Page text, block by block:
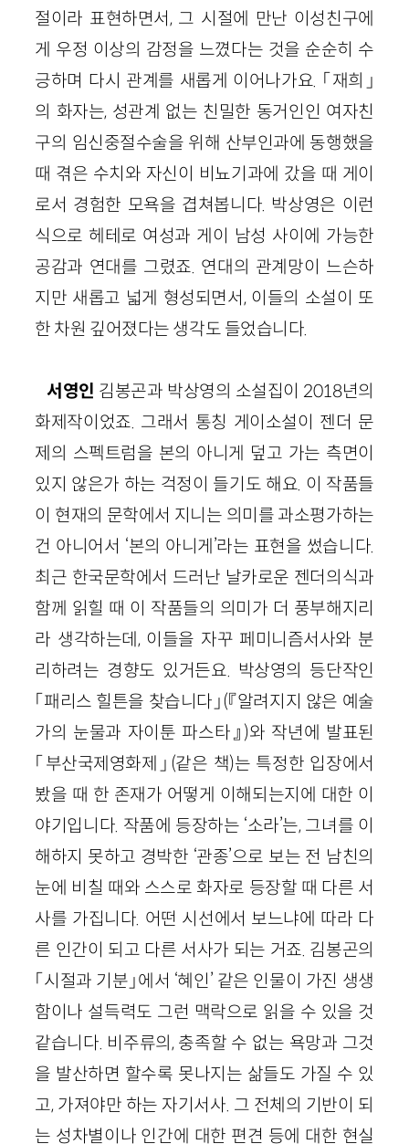
절이라 표현하면서, 그 시절에 만난 이성친구에
게 우정 이상의 감정을 느꼈다는 것을 순순히 수
긍하며 다시 관계를 새롭게 이어나가요. 「재희」
의 화자는, 성관계 없는 친밀한 동거인인 여자친
구의 임신중절수술을 위해 산부인과에 동행했을
때 겪은 수치와 자신이 비뇨기과에 갔을 때 게이
로서 경험한 모욕을 겹쳐봅니다. 박상영은 이런
식으로 헤테로 여성과 게이 남성 사이에 가능한
공감과 연대를 그렸죠. 연대의 관계망이 느슨하
지만 새롭고 넓게 형성되면서, 이들의 소설이 또
한 차원 깊어졌다는 생각도 들었습니다.
서영인 김봉곤과 박상영의 소설집이 2018년의
화제작이었죠. 그래서 통칭 게이소설이 젠더 문
제의 스펙트럼을 본의 아니게 덮고 가는 측면이
있지 않은가 하는 걱정이 들기도 해요. 이 작품들
이 현재의 문학에서 지니는 의미를 과소평가하는
건 아니어서 ‘본의 아니게’라는 표현을 썼습니다.
최근 한국문학에서 드러난 날카로운 젠더의식과
함께 읽힐 때 이 작품들의 의미가 더 풍부해지리
라 생각하는데, 이들을 자꾸 페미니즘서사와 분
리하려는 경향도 있거든요. 박상영의 등단작인
「패리스 힐튼을 찾습니다」(『알려지지 않은 예술
가의 눈물과 자이툰 파스타』)와 작년에 발표된
「부산국제영화제」(같은 책)는 특정한 입장에서
봤을 때 한 존재가 어떻게 이해되는지에 대한 이
야기입니다. 작품에 등장하는 ‘소라’는, 그녀를 이
해하지 못하고 경박한 ‘관종’으로 보는 전 남친의
눈에 비칠 때와 스스로 화자로 등장할 때 다른 서
사를 가집니다. 어떤 시선에서 보느냐에 따라 다
른 인간이 되고 다른 서사가 되는 거죠. 김봉곤의
「시절과 기분」에서 ‘혜인’ 같은 인물이 가진 생생
함이나 설득력도 그런 맥락으로 읽을 수 있을 것
같습니다. 비주류의, 충족할 수 없는 욕망과 그것
을 발산하면 할수록 못나지는 삶들도 가질 수 있
고, 가져야만 하는 자기서사. 그 전체의 기반이 되
는 성차별이나 인간에 대한 편견 등에 대한 현실